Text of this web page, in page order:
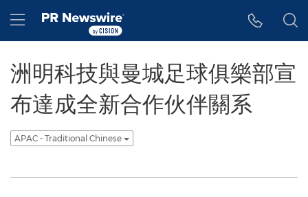
Hamburger menu
洲明科技與曼城足球俱樂部宣
布達成全新合作伙伴關系
APAC - Traditional Chinese